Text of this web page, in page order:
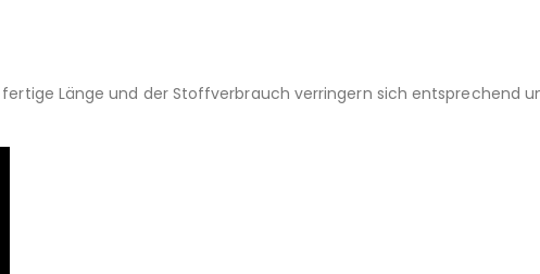
Länge und der Stoffverbrauch verringern sich entsprechend